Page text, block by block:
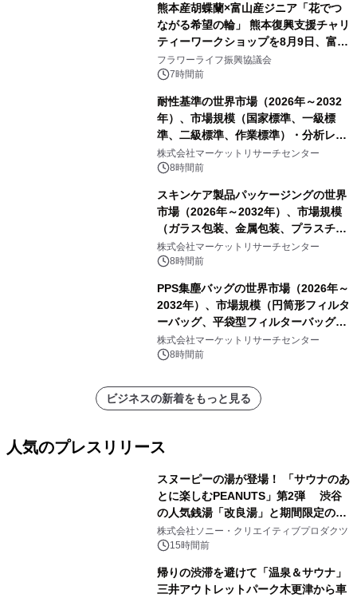
熊本産胡蝶蘭×富山産ジニア「花でつ
ながる希望の輪」 熊本復興支援チャリ
ティーワークショップを8月9日、富
山・射水で開催
フラワーライフ振興協議会
7時間前
耐性基準の世界市場（2026年～2032
年）、市場規模（国家標準、一級標
準、二級標準、作業標準）・分析レポ
ートを発表
株式会社マーケットリサーチセンター
8時間前
スキンケア製品パッケージングの世界
市場（2026年～2032年）、市場規模
（ガラス包装、金属包装、プラスチッ
ク包装、その他）・分析レポートを発
表
株式会社マーケットリサーチセンター
8時間前
PPS集塵バッグの世界市場（2026年～
2032年）、市場規模（円筒形フィルタ
ーバッグ、平袋型フィルターバッグ、
プリーツフィルターバッグ、その
他）・分析レポートを発表
株式会社マーケットリサーチセンター
8時間前
ビジネスの新着をもっと見る
人気のプレスリリース
スヌーピーの湯が登場！ 「サウナのあ
とに楽しむPEANUTS」第2弾 渋谷
の人気銭湯「改良湯」と期間限定のコ
ラボレーション サウナイキタイコラ
ボグッズも発売決定！
株式会社ソニー・クリエイティブプロダクツ
15時間前
帰りの渋滞を避けて「温泉＆サウナ」
三井アウトレットパーク木更津から車